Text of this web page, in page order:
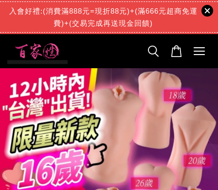
入會好禮:(消費滿888元=現折88元)+(滿666元超商免運
費)+(交易完成再送現金回饋)